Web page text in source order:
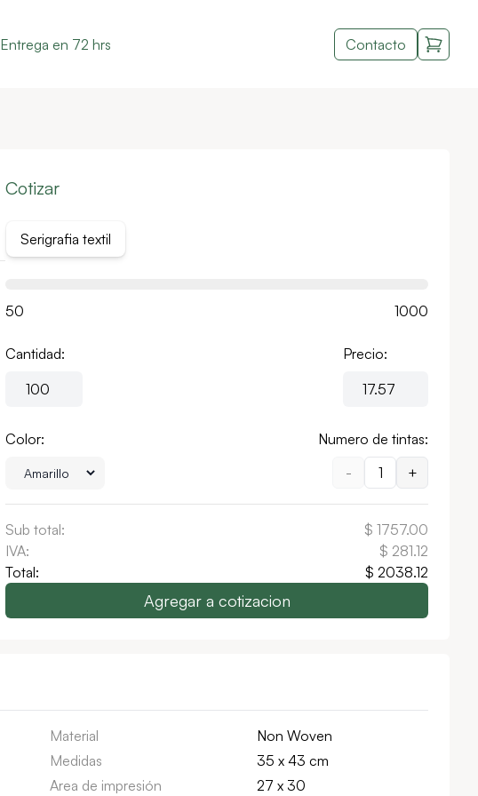
Entrega en 72 hrs Contacto
Cotizar
Serigrafia textil
50 1000
Cantidad: Precio:
Color:
Numero de tintas:
-
1 +
Sub total: $ 1757.00
IVA:
$ 281.12
Total:
$ 2038.12
Agregar a cotizacion
Material
Non Woven
Medidas
35 x 43 cm
Area de impresión
27 x 30